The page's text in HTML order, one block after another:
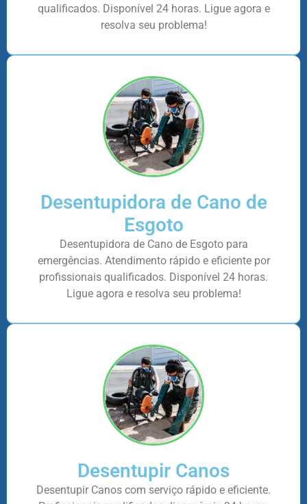
qualificados. Disponível 24 horas. Ligue agora e
resolva seu problema!
Desentupidora de Cano de
Esgoto
Desentupidora de Cano de Esgoto para
emergências. Atendimento rápido e eficiente por
profissionais qualificados. Disponível 24 horas.
Ligue agora e resolva seu problema!
Desentupir Canos
Desentupir Canos com serviço rápido e eficiente.